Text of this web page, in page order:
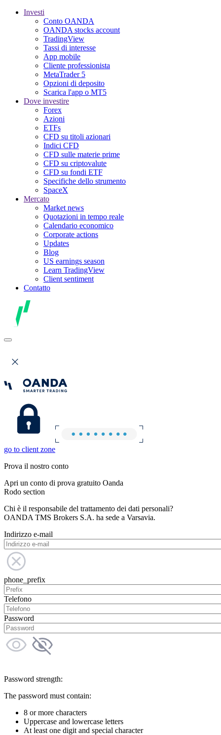
Investi
Conto OANDA
OANDA stocks account
TradingView
Tassi di interesse
App mobile
Cliente professionista
MetaTrader 5
Opzioni di deposito
Scarica l'app o MT5
Dove investire
Forex
Azioni
ETFs
CFD su titoli azionari
Indici CFD
CFD sulle materie prime
CFD su criptovalute
CFD su fondi ETF
Specifiche dello strumento
SpaceX
Mercato
Market news
Quotazioni in tempo reale
Calendario economico
Corporate actions
Updates
Blog
US earnings season
Learn TradingView
Client sentiment
Contatto
go to client zone
Prova il nostro conto
Apri un conto di prova gratuito Oanda
Rodo section
Chi è il responsabile del trattamento dei dati personali?
OANDA TMS Brokers S.A. ha sede a Varsavia.
Indirizzo e-mail
phone_prefix
Telefono
Password
Password strength:
The password must contain:
8 or more characters
Uppercase and lowercase letters
At least one digit and special character